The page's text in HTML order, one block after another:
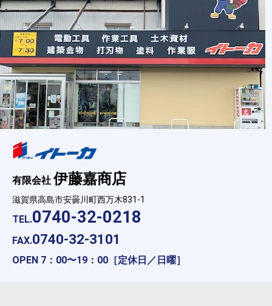
有限会社伊藤嘉商店
滋賀県高島市安曇川町西万木831-1
TEL.0740-32-0218
FAX.0740-32-3101
OPEN 7：00〜19：00［定休日／日曜］